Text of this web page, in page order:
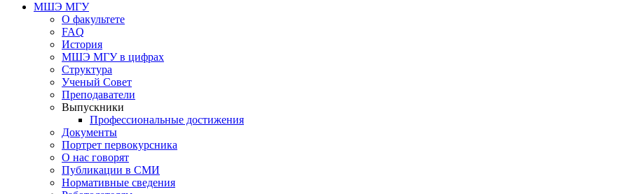
МШЭ МГУ
О факультете
FAQ
История
МШЭ МГУ в цифрах
Структура
Ученый Совет
Преподаватели
Выпускники
Профессиональные достижения
Документы
Портрет первокурсника
О нас говорят
Публикации в СМИ
Нормативные сведения